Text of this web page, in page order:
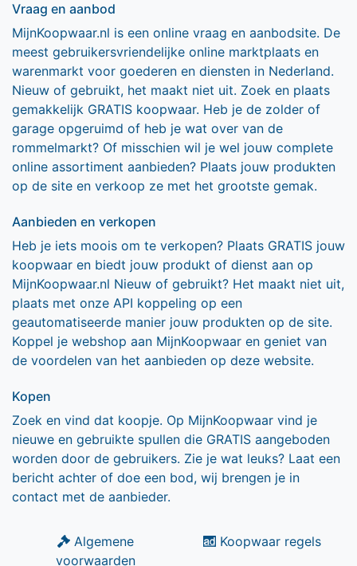
Vraag en aanbod
MijnKoopwaar.nl is een online vraag en aanbodsite. De
meest gebruikersvriendelijke online marktplaats en
warenmarkt voor goederen en diensten in Nederland.
Nieuw of gebruikt, het maakt niet uit. Zoek en plaats
gemakkelijk GRATIS koopwaar. Heb je de zolder of
garage opgeruimd of heb je wat over van de
rommelmarkt? Of misschien wil je wel jouw complete
online assortiment aanbieden? Plaats jouw produkten
op de site en verkoop ze met het grootste gemak.
Aanbieden en verkopen
Heb je iets moois om te verkopen? Plaats GRATIS jouw
koopwaar en biedt jouw produkt of dienst aan op
MijnKoopwaar.nl Nieuw of gebruikt? Het maakt niet uit,
plaats met onze API koppeling op een
geautomatiseerde manier jouw produkten op de site.
Koppel je webshop aan MijnKoopwaar en geniet van
de voordelen van het aanbieden op deze website.
Kopen
Zoek en vind dat koopje. Op MijnKoopwaar vind je
nieuwe en gebruikte spullen die GRATIS aangeboden
worden door de gebruikers. Zie je wat leuks? Laat een
bericht achter of doe een bod, wij brengen je in
contact met de aanbieder.
Algemene
voorwaarden
Koopwaar regels